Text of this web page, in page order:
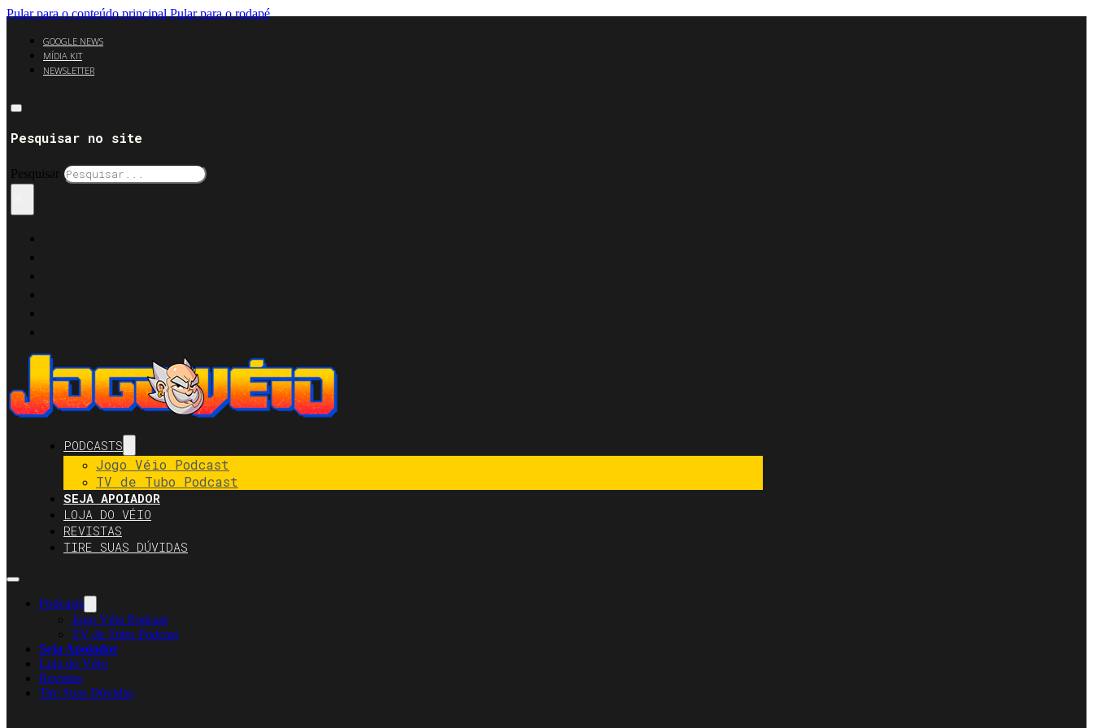
Pular para o conteúdo principal Pular para o rodapé
GOOGLE NEWS
MÍDIA KIT
NEWSLETTER
Pesquisar no site
Pesquisar
PODCASTS
Jogo Véio Podcast
TV de Tubo Podcast
SEJA APOIADOR
LOJA DO VÉIO
REVISTAS
TIRE SUAS DÚVIDAS
Podcasts
Jogo Véio Podcast
TV de Tubo Podcast
Seja Apoiador
Loja do Véio
Revistas
Tire Suas Dúvidas